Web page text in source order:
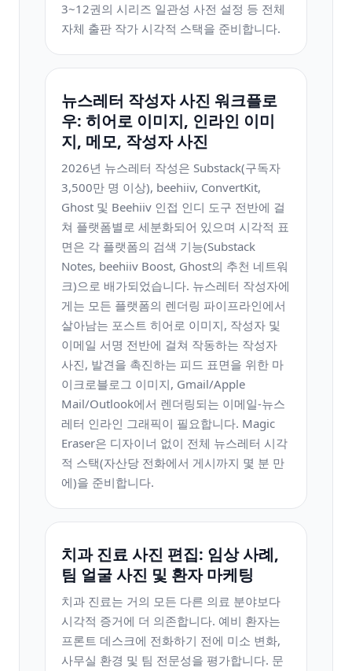
3~12권의 시리즈 일관성 사전 설정 등 전체
자체 출판 작가 시각적 스택을 준비합니다.
뉴스레터 작성자 사진 워크플로
우: 히어로 이미지, 인라인 이미
지, 메모, 작성자 사진
2026년 뉴스레터 작성은 Substack(구독자
3,500만 명 이상), beehiiv, ConvertKit,
Ghost 및 Beehiiv 인접 인디 도구 전반에 걸
쳐 플랫폼별로 세분화되어 있으며 시각적 표
면은 각 플랫폼의 검색 기능(Substack
Notes, beehiiv Boost, Ghost의 추천 네트워
크)으로 배가되었습니다. 뉴스레터 작성자에
게는 모든 플랫폼의 렌더링 파이프라인에서
살아남는 포스트 히어로 이미지, 작성자 및
이메일 서명 전반에 걸쳐 작동하는 작성자
사진, 발견을 촉진하는 피드 표면을 위한 마
이크로블로그 이미지, Gmail/Apple
Mail/Outlook에서 렌더링되는 이메일-뉴스
레터 인라인 그래픽이 필요합니다. Magic
Eraser은 디자이너 없이 전체 뉴스레터 시각
적 스택(자산당 전화에서 게시까지 몇 분 만
에)을 준비합니다.
치과 진료 사진 편집: 임상 사례,
팀 얼굴 사진 및 환자 마케팅
치과 진료는 거의 모든 다른 의료 분야보다
시각적 증거에 더 의존합니다. 예비 환자는
프론트 데스크에 전화하기 전에 미소 변화,
사무실 환경 및 팀 전문성을 평가합니다. 문